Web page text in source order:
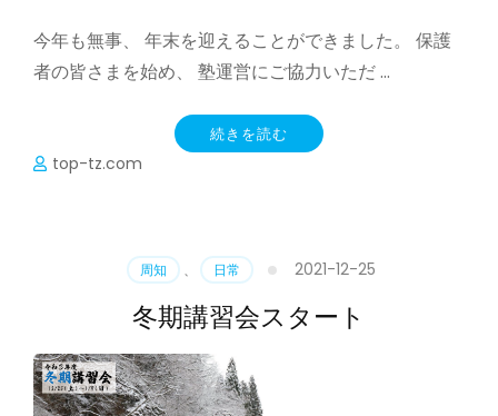
今年も無事、 年末を迎えることができました。 保護
者の皆さまを始め、 塾運営にご協力いただ …
続きを読む
top-tz.com
周知 、 日常 2021-12-25
冬期講習会スタート